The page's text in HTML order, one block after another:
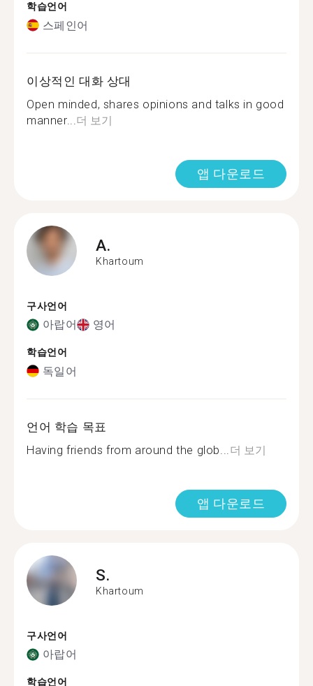
학습언어
스페인어
이상적인 대화 상대
Open minded, shares opinions and talks in good
manner... 더 보기
앱 다운로드
A.
Khartoum
구사언어
아랍어 영어
학습언어
독일어
언어 학습 목표
Having friends from around the glob... 더 보기
앱 다운로드
S.
Khartoum
구사언어
아랍어
학습언어